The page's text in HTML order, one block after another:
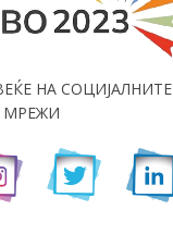
НА СОЦИЈАЛНИТЕ
МРЕЖИ